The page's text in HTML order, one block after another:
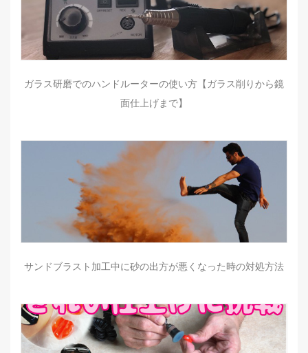
ガラス研磨でのハンドルーターの使い方【ガラス削りから鏡
面仕上げまで】
サンドブラスト加工中に砂の出方が悪くなった時の対処方法